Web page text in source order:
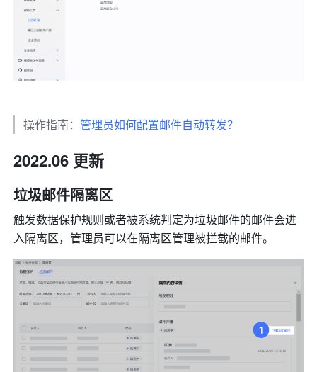
操作指南： 管理员如何配置邮件自动转发？
2022.06 更新
垃圾邮件隔离区
触发数据保护规则或者被系统判定为垃圾邮件的邮件会进
入隔离区，管理员可以在隔离区管理被拦截的邮件。